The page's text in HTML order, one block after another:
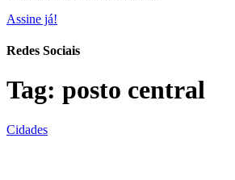
Assine já!
Redes Sociais
Tag: posto central
Cidades